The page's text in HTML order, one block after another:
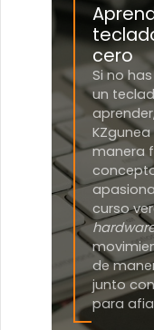
cero
Si no
un
manera
curso
de
junto
para